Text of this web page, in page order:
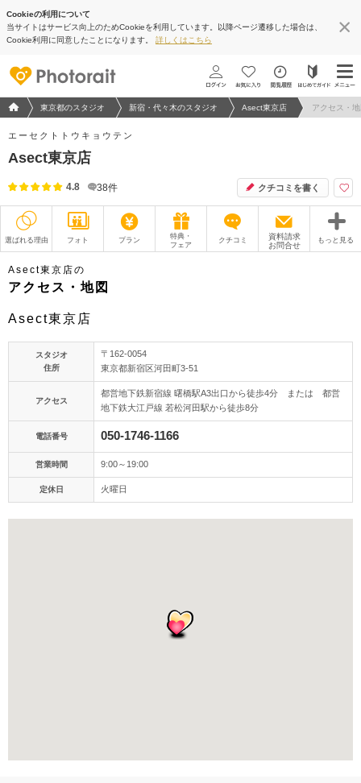
Cookieの利用について
当サイトはサービス向上のためCookieを利用しています。以降ページ遷移した場合は、
Cookie利用に同意したことになります。 詳しくはこちら
フォトウエディング/結婚写真のPhotorait ホーム
東京都のスタジオ 新宿・代々木のスタジオ Asect東京店 アクセス・
エーセクトトウキョウテン
Asect東京店
4.8 38件 クチコミを書く
選ばれる理由 フォト プラン
特典・
フェア
クチコミ
資料請求
お問合せ
もっと見る
撮影レポート
アクセス/TEL
こだわりポイント
Asect東京店の
アクセス・地図
Asect東京店
スタジオ
住所
〒162-0054
東京都新宿区河田町3-51
アクセス
都営地下鉄新宿線 曙橋駅A3出口から徒歩4分 または 都営
地下鉄大江戸線 若松河田駅から徒歩8分
電話番号 050-1746-1166
営業時間 9:00～19:00
定休日 火曜日
地図アプリで見る